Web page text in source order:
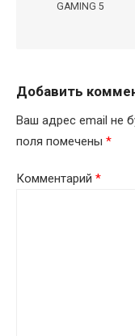
записям
GAMING 5
Добавить
Ваш адрес email не
поля помечены *
Комментарий *